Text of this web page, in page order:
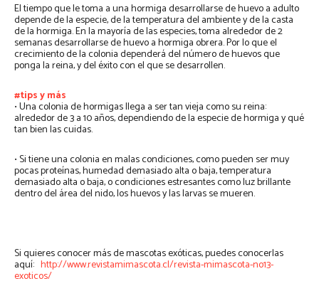
El tiempo que le toma a una hormiga desarrollarse de huevo a adulto
depende de la especie, de la temperatura del ambiente y de la casta
de la hormiga. En la mayoría de las especies, toma alrededor de 2
semanas desarrollarse de huevo a hormiga obrera. Por lo que el
crecimiento de la colonia dependerá del número de huevos que
ponga la reina, y del éxito con el que se desarrollen.
#tips y más
• Una colonia de hormigas llega a ser tan vieja como su reina:
alrededor de 3 a 10 años, dependiendo de la especie de hormiga y qué
tan bien las cuidas.
• Si tiene una colonia en malas condiciones, como pueden ser muy
pocas proteínas, humedad demasiado alta o baja, temperatura
demasiado alta o baja, o condiciones estresantes como luz brillante
dentro del área del nido, los huevos y las larvas se mueren.
Si quieres conocer más de mascotas exóticas, puedes conocerlas
aquí: http://www.revistamimascota.cl/revista-mimascota-no13-
exoticos/